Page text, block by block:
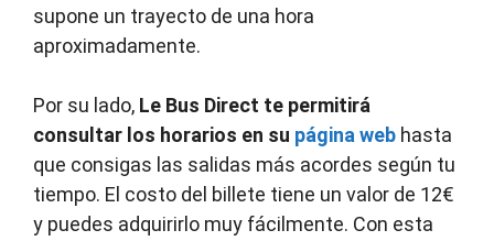
supone un trayecto de una hora
aproximadamente.
Por su lado, Le Bus Direct te permitirá
consultar los horarios en su página web hasta
que consigas las salidas más acordes según tu
tiempo. El costo del billete tiene un valor de 12€
y puedes adquirirlo muy fácilmente. Con esta